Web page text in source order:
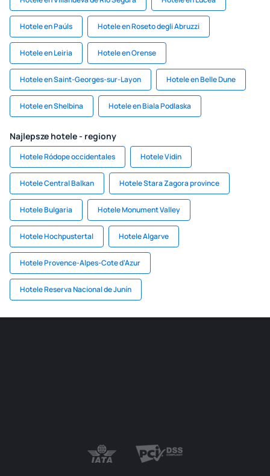
Hotele en Paúls Hotele en Roseto degli Abruzzi
Hotele en Leiria Hotele en Orense
Hotele en Saint-Georges-sur-Layon Hotele en Belle Dune
Hotele en Shelbina Hotele en Biala Podlaska
Najlepsze hotele - regiony
Hotele Ródope occidentales Hotele Vidin
Hotele Central Balkan Hotele Stara Zagora province
Hotele Bulgaria Hotele Monument Valley
Hotele Hochpustertal Hotele Algarve
Hotele Provence-Alpes-Cote d'Azur
Hotele Reserva Nacional de Junín